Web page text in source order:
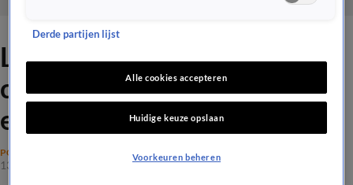
Lopen er straks meer
criminelen rond met een
enkelband?
POLITIEK
13 okt 2025, 20:13
Derde partijen lijst
Alle cookies accepteren
Huidige keuze opslaan
Voorkeuren beheren